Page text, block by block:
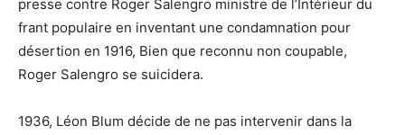
presse contre Roger Salengro ministre de l’Intérieur du
frant populaire en inventant une condamnation pour
désertion en 1916, Bien que reconnu non coupable,
Roger Salengro se suicidera.
1936, Léon Blum décide de ne pas intervenir dans la